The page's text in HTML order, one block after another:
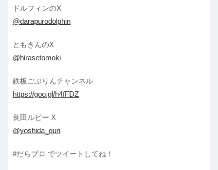
ドルフィンのX
@darapurodolphin
ともきんのX
@hirasetomoki
鉄板ごぶりんチャンネル
https://goo.gl/h4fFDZ
良田ルビー X
@yoshida_qun
#だらプロ でツイートしてね！